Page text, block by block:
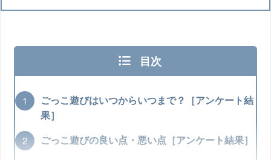
目次
ごっこ遊びはいつからいつまで？［アンケート結
果］
ごっこ遊びの良い点・悪い点［アンケート結果］